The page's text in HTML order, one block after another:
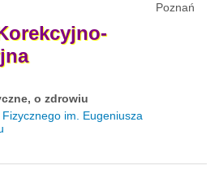
Poznań
o zdrowiu
im. Eugeniusza